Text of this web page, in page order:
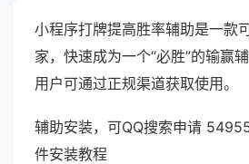
小程序打牌提高胜率辅助是一款
家，快速成为一个“必胜”的输赢
用户可通过正规渠道获取使用。
辅助安装，可QQ搜索申请
件安装教程